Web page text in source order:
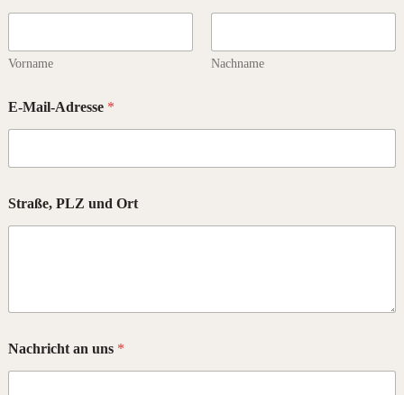
Vorname Nachname
E-Mail-Adresse *
Straße, PLZ und Ort
Nachricht an uns *